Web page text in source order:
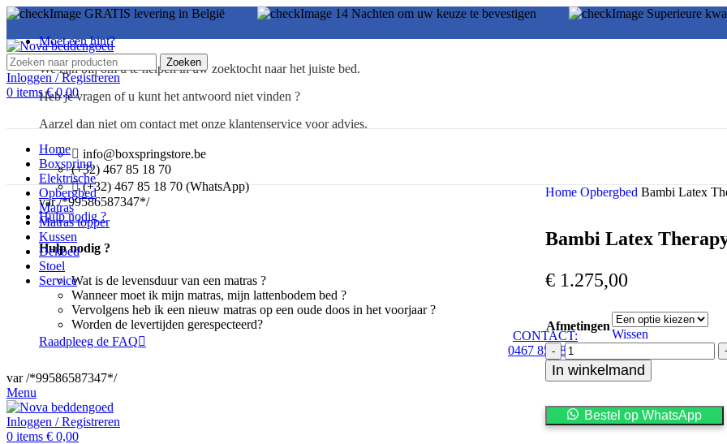
GRATIS levering in België 14 Nachten om uw keuze te bevestigen Superieure
Moet een hint?
We zijn blij om u te helpen in uw zoektocht naar het juiste bed.
Heb je vragen of u kunt het antwoord niet vinden ?
Aarzel dan niet om contact met onze klantenservice voor advies.
info@boxspringstore.be
(+32) 467 85 18 70
(+32) 467 85 18 70 (WhatsApp)
var /*99586587347*/
Hulp nodig ?
Hulp nodig ?
Wat is de levensduur van een matras ?
Wanneer moet ik mijn matras, mijn lattenbodem bed ?
Vervolgens heb ik een nieuw matras op een oude doos in het voorjaar ?
Worden de levertijden gerespecteerd?
Raadpleeg de FAQ
Zoeken
Inloggen / Registreren
0 items €0,00
CONTACT:
0467 85 18 70
var /*99586587347*/
Menu
Inloggen / Registreren
0 items € 0,00
Home
Boxspring
Elektrische
Opbergbed
Matras
Matras topper
Kussen
Dekbed
Stoel
Service
Klik om te vergroten
Home Opbergbed Bambi Latex
Bambi Latex
€ 1.275,00
Afmetingen
Wissen
B
a
m
i
L
In winkelmand
Bestel op WhatsApp